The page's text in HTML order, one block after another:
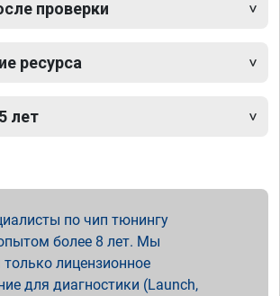
проверки
ресурса
лет
по чип тюнингу
более 8 лет. Мы
лицензионное
для диагностики (Launch,